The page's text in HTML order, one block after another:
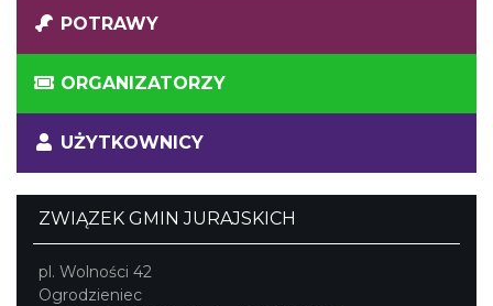
POTRAWY
ORGANIZATORZY
UŻYTKOWNICY
ZWIĄZEK GMIN JURAJSKICH
pl. Wolności 42
Ogrodzieniec